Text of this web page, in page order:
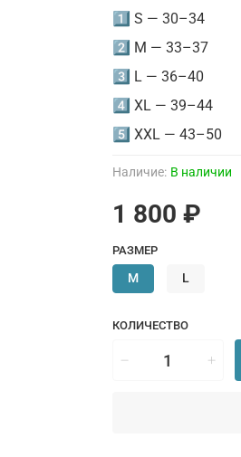
Наличие: В наличии
1 800 ₽
КОЛИЧЕСТВО
РАЗМЕР
M L
1️⃣ S — 30–34
2️⃣ M — 33–37
3️⃣ L — 36–40
4️⃣ XL — 39–44
5️⃣ XXL — 43–50